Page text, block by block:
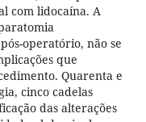
com lidocaína. A
operatório, não se
que
Quarenta e
cinco cadelas
das alterações